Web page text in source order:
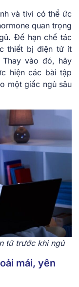
và tivi có thể ức
quan trọng
Để hạn chế tác
thiết bị điện tử ít
vào đó, hãy
hiện các bài tập
một giấc ngủ sâu
tử trước khi ngủ
mái, yên